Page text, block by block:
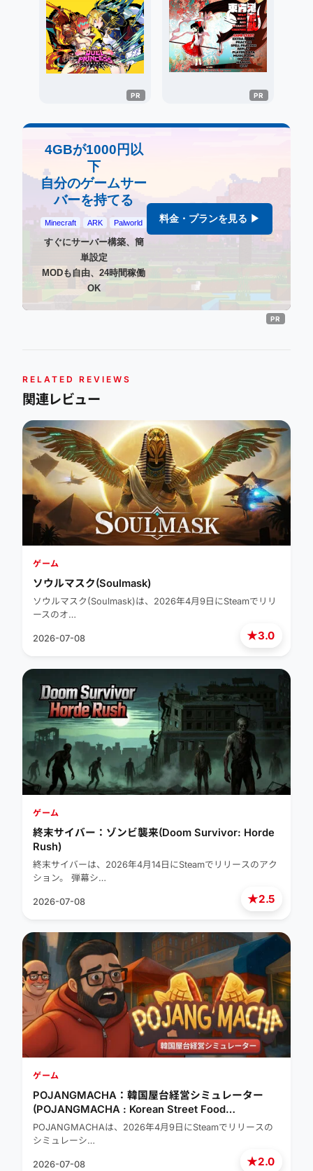
4GBが1000円以
下
自分のゲームサー
バーを持てる
Minecraft ARK Palworld
すぐにサーバー構築、簡
単設定
MODも自由、24時間稼働
OK
料金・プランを見る ▶
RELATED REVIEWS
関連レビュー
★3.0
ゲーム
ソウルマスク(Soulmask)
ソウルマスク(Soulmask)は、2026年4月9日にSteamでリリ
ースのオ…
2026-07-08
★2.5
ゲーム
終末サイバー：ゾンビ襲来(Doom Survivor: Horde
Rush)
終末サイバーは、2026年4月14日にSteamでリリースのアク
ション。 弾幕シ…
2026-07-08
★2.0
ゲーム
POJANGMACHA：韓国屋台経営シミュレーター
(POJANGMACHA : Korean Street Food
Management Simulator)
POJANGMACHAは、2026年4月9日にSteamでリリースの
シミュレーシ…
2026-07-08